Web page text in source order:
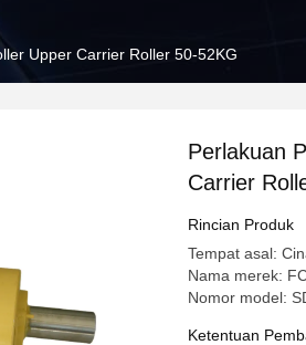
Upper Carrier Roller 50-52KG
Perlakuan
Carrier
Rincian Produk
Tempat asal:
Nama merek:
Nomor model:
Ketentuan